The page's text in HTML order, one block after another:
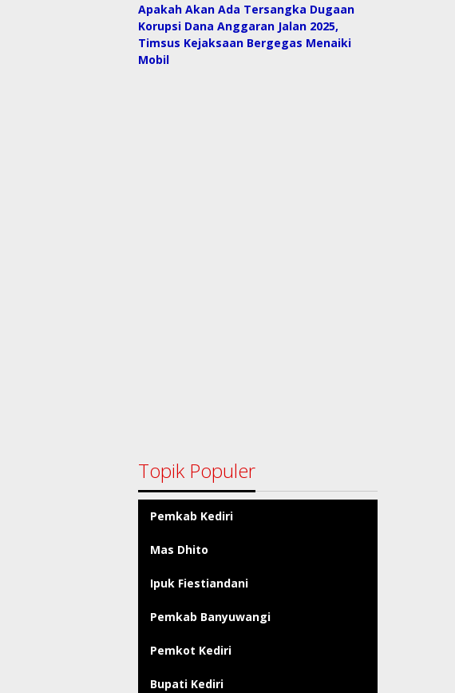
Apakah Akan Ada Tersangka Dugaan
Korupsi Dana Anggaran Jalan 2025,
Timsus Kejaksaan Bergegas Menaiki
Mobil
Topik Populer
Pemkab Kediri
Mas Dhito
Ipuk Fiestiandani
Pemkab Banyuwangi
Pemkot Kediri
Bupati Kediri